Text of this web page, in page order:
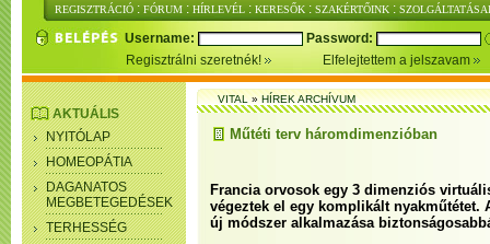
REGISZTRÁCIÓ : FÓRUM : HÍRLEVÉL : KERESŐK : SZAKÉRTŐINK :
Username:
Password:
Regisztrálni szeretnék!
Elfelejtettem a jelszavam
AKTUÁLIS
NYITÓLAP
HOMEOPÁTIA
DAGANATOS
MEGBETEGEDÉSEK
TERHESSÉG
VITAL»HÍREK ARCHÍVUM
Műtéti terv háromdimenzióban
Francia orvosok egy 3 dimenziós
végeztek el egy komplikált nyakműtétet.
új módszer alkalmazása